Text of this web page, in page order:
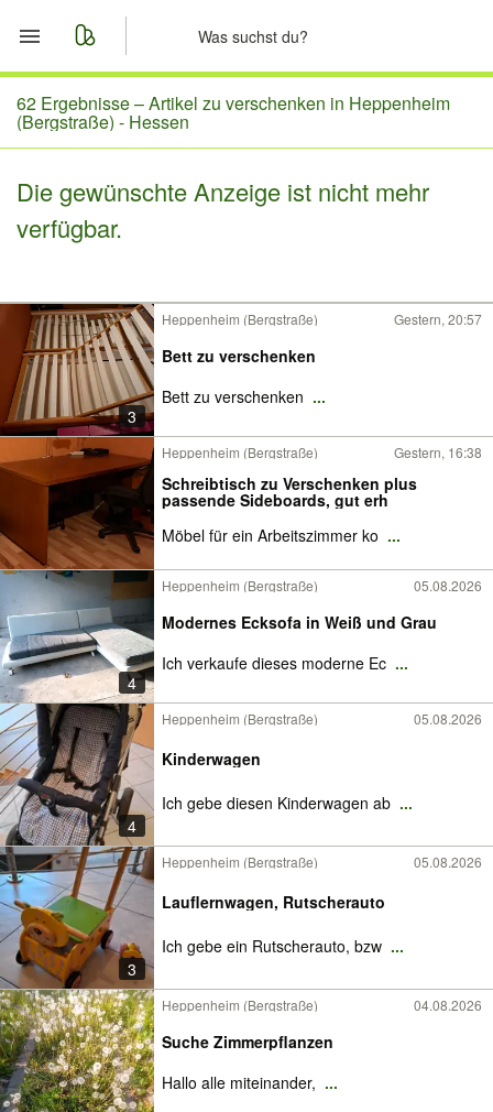
Start
Merkliste
Nachrichten
62 Ergebnisse –Artikel zu verschenken in Heppenheim
(Bergstraße) - Hessen
Die gewünschte Anzeige ist nicht mehr
verfügbar.
3
Heppenheim (Bergstraße) Gestern, 20:57
Bett zu verschenken
Bett zu verschenken ...
Heppenheim (Bergstraße) Gestern, 16:38
Schreibtisch zu Verschenken plus
passende Sideboards, gut erh
Möbel für ein Arbeitszimmer ko ...
4
Heppenheim (Bergstraße) 05.08.2026
Modernes Ecksofa in Weiß und Grau
Ich verkaufe dieses moderne Ec ...
4
Heppenheim (Bergstraße) 05.08.2026
Kinderwagen
Ich gebe diesen Kinderwagen ab ...
3
Heppenheim (Bergstraße) 05.08.2026
Lauflernwagen, Rutscherauto
Ich gebe ein Rutscherauto, bzw ...
Heppenheim (Bergstraße) 04.08.2026
Suche Zimmerpflanzen
Hallo alle miteinander, ...